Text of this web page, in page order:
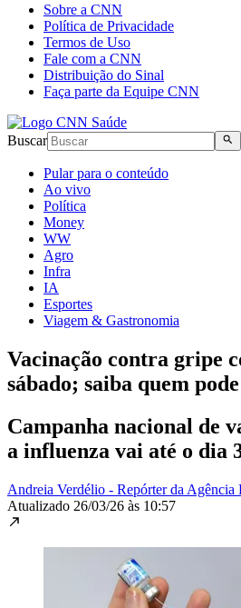
Sobre a CNN
Política de Privacidade
Termos de Uso
Fale com a CNN
Distribuição do Sinal
Faça parte da Equipe CNN
Buscar
Pular para o conteúdo
Ao vivo
Política
Money
WW
Agro
Infra
IA
Esportes
Viagem & Gastronomia
Vacinação contra gripe
sábado; saiba quem
Campanha nacional de
a influenza vai até o dia
Andreia Verdélio - Repórter da Agência
Atualizado 26/03/26 às 10:57